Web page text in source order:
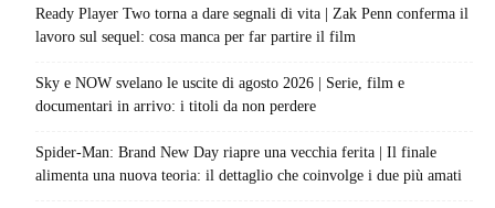
Ready Player Two torna a dare segnali di vita | Zak Penn conferma il
lavoro sul sequel: cosa manca per far partire il film
Sky e NOW svelano le uscite di agosto 2026 | Serie, film e
documentari in arrivo: i titoli da non perdere
Spider-Man: Brand New Day riapre una vecchia ferita | Il finale
alimenta una nuova teoria: il dettaglio che coinvolge i due più amati